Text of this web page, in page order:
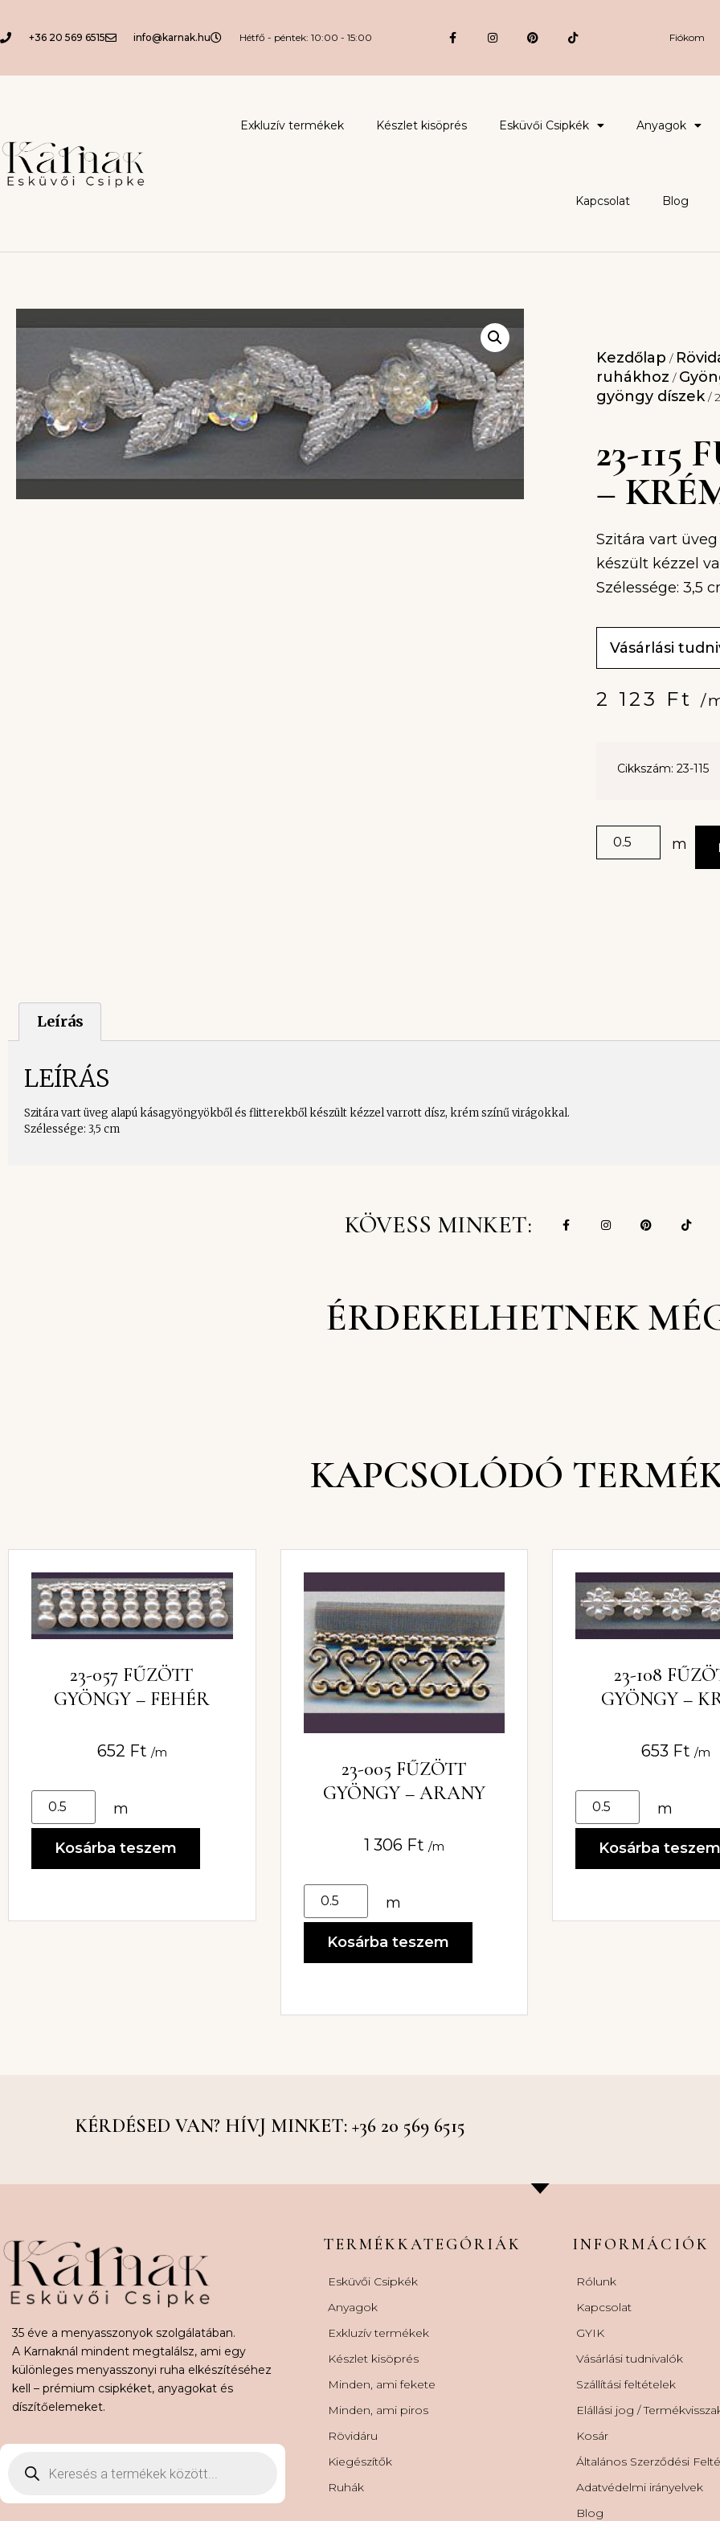
+36 20 569 6515 info@karnak.hu Hétfő - péntek: 10:00 - 15:00 Fiókom
Exkluzív termékek Készlet kisöprés Esküvői Csipkék Anyagok
Kapcsolat Blog
Kezdőlap /
ruhákhoz /
gyöngy díszek/
23-115
–
Szitára vart
készült kézzel
Szélessége: 3,5
Vásárlási
2 123 Ft /
Cikkszám: 23-115
m
Leírás
LEÍRÁS
Szitára vart üveg alapú kásagyöngyökből és flitterekből készült kézzel varrott dísz, krém színű virágokkal.
Szélessége: 3,5 cm
KÖVESS MINKET:
ÉRDEKELHETNEK
KAPCSOLÓDÓ
23-057 FŰZÖTT
GYÖNGY – FEHÉR
652 Ft /m
m
Kosárba teszem
23-005 FŰZÖTT
GYÖNGY – ARANY
1 306 Ft /m
m
Kosárba teszem
23-108
GYÖNGY –
653 Ft /m
m
Kosárba teszem
KÉRDÉSED VAN? HÍVJ MINKET: +36 20 569 6515
35 éve a menyasszonyok szolgálatában.
A Karnaknál mindent megtalálsz, ami egy
különleges menyasszonyi ruha elkészítéséhez
kell – prémium csipkéket, anyagokat és
díszítőelemeket.
TERMÉKKATEGÓRIÁK
Esküvői Csipkék
Anyagok
Exkluzív termékek
Készlet kisöprés
Minden, ami fekete
Minden, ami piros
Rövidáru
Kiegészítők
Ruhák
INFORMÁCIÓK
Rólunk
Kapcsolat
GYIK
Vásárlási tudnivalók
Szállítási feltételek
Elállási jog /
Kosár
Általános Szerződési
Adatvédelmi irányelvek
Blog